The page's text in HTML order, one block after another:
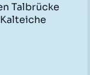
Talbrücke